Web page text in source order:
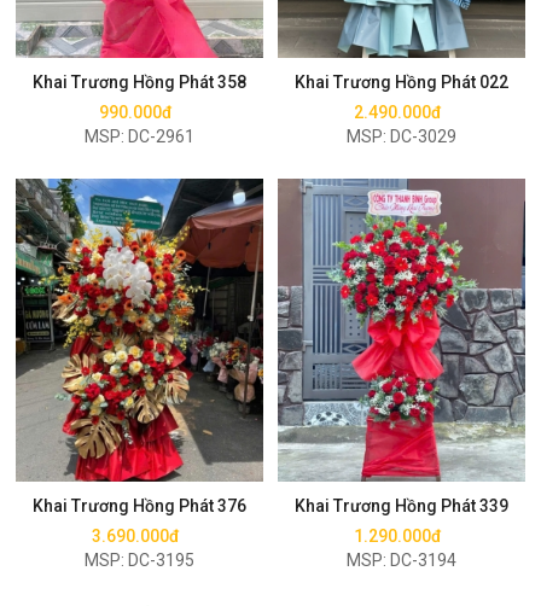
Khai Trương Hồng Phát 358
990.000đ
MSP: DC-2961
Mua ngay
Khai Trương Hồng Phát 022
2.490.000đ
MSP: DC-3029
Mua ngay
Khai Trương Hồng Phát 376
3.690.000đ
MSP: DC-3195
Mua ngay
Khai Trương Hồng Phát 339
1.290.000đ
MSP: DC-3194
Mua ngay